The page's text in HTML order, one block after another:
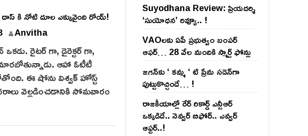
,
2
0
2
4
కి నోటి దూల ఎక్కువైంది రోయ్‌!
Anvitha
రైట‌ర్ గా, డైరెక్ట‌ర్ గా,
మారబోతున్నాడు. ఆహా ఓటీటీ
ఈ షోను విశ్వ‌క్ హోస్ట్
వెల్లడించడానికి సోమవారం
Suyodhana Review: ప్రియదర్శి
‘సుయోధన’ రివ్యూ.. !
VAOల‌కు ఏపీ ప్ర‌భుత్వం బంప‌ర్
ఆఫ‌ర్‌… 28 వేల మందికి స్మార్ట్ ఫోన్లు
జ‌గ‌న్‌కు ‘ క‌మ్మ ‘ టి ప్రేమ స‌డెన్‌గా
పుట్టుకొచ్చిందే… !
రాజ‌కీయాల్లో రేర్ రికార్డ్ ఎన్టీఆర్
ఒక్క‌డిదే.. నెవ్వ‌ర్ బిఫోర్‌.. ఎవ్వ‌ర్
ఆఫ్ట‌ర్‌..!